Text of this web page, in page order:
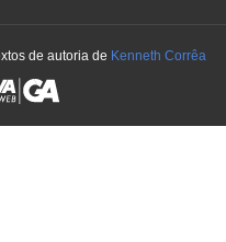
de autoria de Kenneth Corrêa